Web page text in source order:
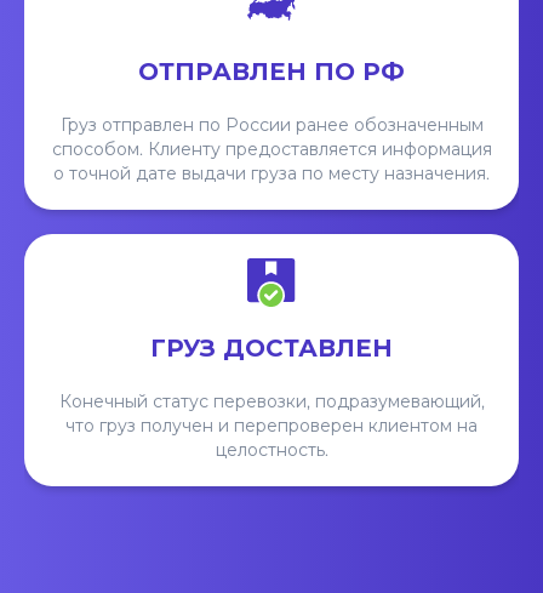
ОТПРАВЛЕН ПО РФ
Груз отправлен по России ранее обозначенным
способом. Клиенту предоставляется информация
о точной дате выдачи груза по месту назначения.
ГРУЗ ДОСТАВЛЕН
Конечный статус перевозки, подразумевающий,
что груз получен и перепроверен клиентом на
целостность.